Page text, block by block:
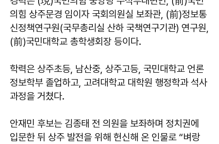
의힘 상주문경 임이자 국회의원실 보좌관, (前)정보통
신정책연구원(국무총리실 산하 국책연구기관) 연구원,
(前)국민대학교 총학생회장 등이다.
학력은 상주초등, 남산중, 상주고등, 국민대학교 언론
정보학부 졸업하고, 고려대학교 대학원 행정학과 석사
과정을 거쳤다.
안재민 후보는 김종태 전 의원을 보좌하며 정치권에
입문한 뒤 상주 발전을 위해 헌신해 온 인물로 “벼랑